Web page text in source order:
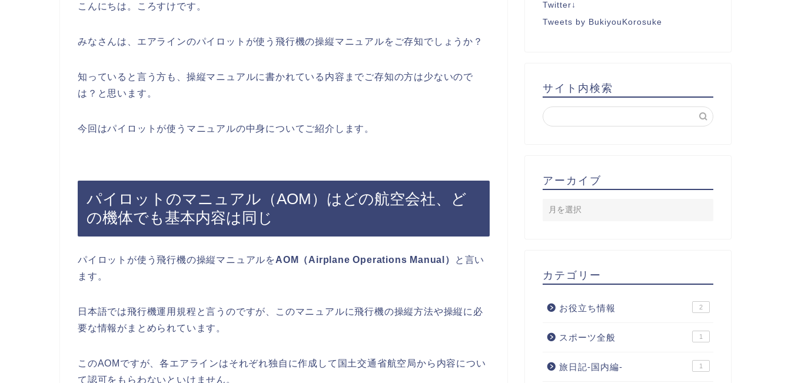
こんにちは。ころすけです。
みなさんは、エアラインのパイロットが使う飛行機の操縦マニュアルをご存知でしょうか？
知っていると言う方も、操縦マニュアルに書かれている内容までご存知の方は少ないので
は？と思います。
今回はパイロットが使うマニュアルの中身についてご紹介します。
パイロットのマニュアル（AOM）はどの航空会社、ど
の機体でも基本内容は同じ
パイロットが使う飛行機の操縦マニュアルをAOM（Airplane Operations Manual）
と言い
ます。
日本語では飛行機運用規程と言うのですが、このマニュアルに飛行機の操縦方法や操縦に必
要な情報がまとめられています。
このAOMですが、各エアラインはそれぞれ独自に作成して国土交通省航空局から内容につい
て認可をもらわないといけません。
Twitter↓
Tweets by BukiyouKorosuke
サイト内検索
アーカイブ
カテゴリー
お役立ち情報 2
スポーツ全般 1
旅日記-国内編- 1